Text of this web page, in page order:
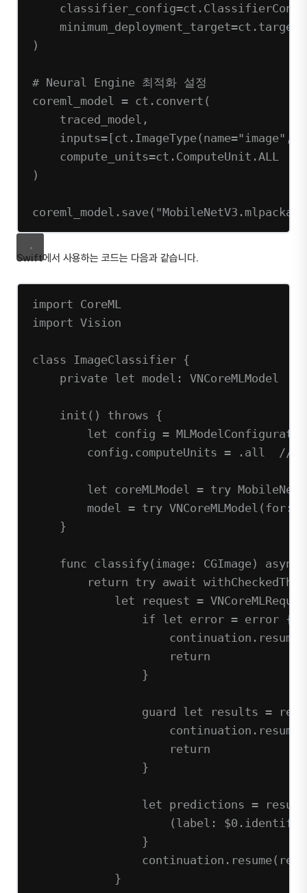
classifier_config=
minimum_deployment_target=
)
# Neural Engine 최적화 설정
coreml_model = ct.convert(
traced_model,
inputs= [ct.ImageType( name="image" ,
compute_units=ct.ComputeUnit.ALL
)
coreml_model.save(
Swift에서 사용하는 코드는 다음과 같습니다.
import CoreML
import Vision
class ImageClassifier {
private let model: VNCoreMLModel
init () throws {
let config =
config.computeUnits = .all //
let coreMLModel = try
model = try VNCoreMLModel ( for :
}
func classify( image : CGImage) async
return try await
let request =
if let error = error {
continuation. resume
return
}
guard let results =
continuation. resume
return
}
let predictions =
( label : $0
}
continuation. resume(
}